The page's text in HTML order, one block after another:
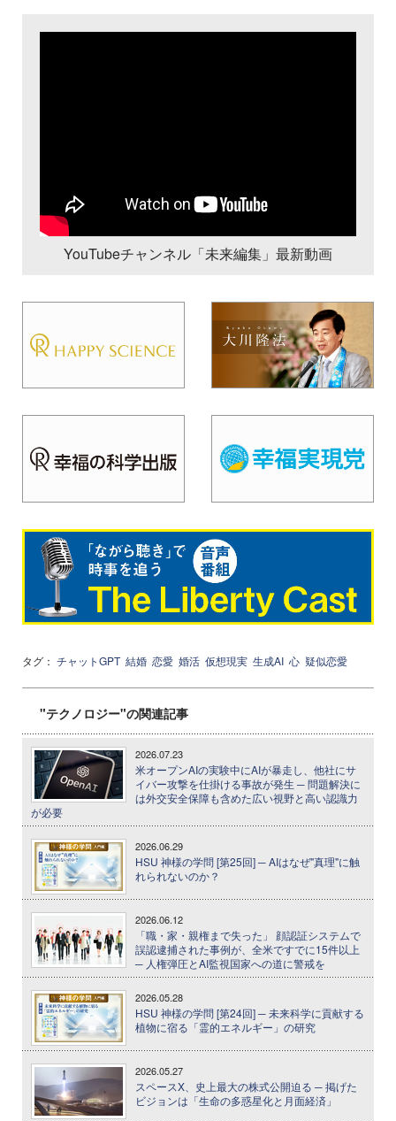
YouTubeチャンネル「未来編集」最新動画
タグ： チャットGPT 結婚 恋愛 婚活 仮想現実 生成AI 心 疑似恋愛
"テクノロジー"の関連記事
2026.07.23
米オープンAIの実験中にAIが暴走し、他社にサ
イバー攻撃を仕掛ける事故が発生 ─ 問題解決に
は外交安全保障も含めた広い視野と高い認識力
が必要
2026.06.29
HSU 神様の学問 [第25回] ─ AIはなぜ"真理"に触
れられないのか？
2026.06.12
「職・家・親権まで失った」 顔認証システムで
誤認逮捕された事例が、全米ですでに15件以上
─ 人権弾圧とAI監視国家への道に警戒を
2026.05.28
HSU 神様の学問 [第24回] ─ 未来科学に貢献する
植物に宿る「霊的エネルギー」の研究
2026.05.27
スペースX、史上最大の株式公開迫る ─ 掲げた
ビジョンは「生命の多惑星化と月面経済」